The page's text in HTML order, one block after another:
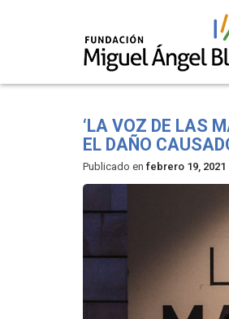
‘LA VOZ DE LAS
EL DAÑO
Publicado en febrero 19, 2021